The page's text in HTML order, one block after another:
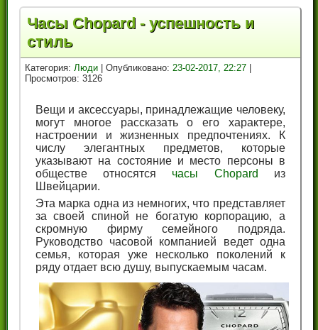
Часы Chopard - успешность и
стиль
Категория:Люди | Опубликовано:23-02-2017, 22:27
Просмотров: 3126
Вещи и аксессуары, принадлежащие человеку,
могут многое рассказать о его характере,
настроении и жизненных предпочтениях. К
числу элегантных предметов, которые
указывают на состояние и место персоны в
обществе относятся часы Chopard
из
Швейцарии.
Эта марка одна из немногих, что представляет
за своей спиной не богатую корпорацию, а
скромную фирму семейного подряда.
Руководство часовой компанией ведет одна
семья, которая уже несколько поколений к
ряду отдает всю душу, выпускаемым часам.